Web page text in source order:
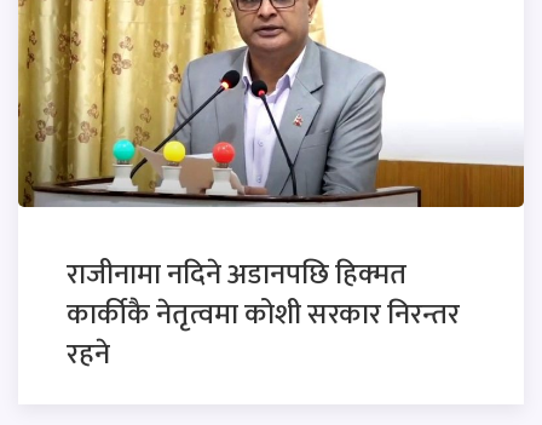
राजीनामा नदिने अडानपछि हिक्मत
कार्कीकै नेतृत्वमा कोशी सरकार निरन्तर
रहने